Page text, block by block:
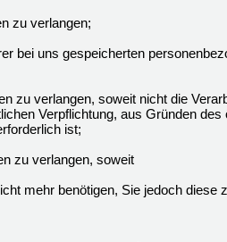
zu verlangen;
bei uns gespeicherten
zu verlangen, soweit nicht die
Verpflichtung, aus Gründen des
ist;
zu verlangen, soweit
mehr benötigen, Sie jedoch diese